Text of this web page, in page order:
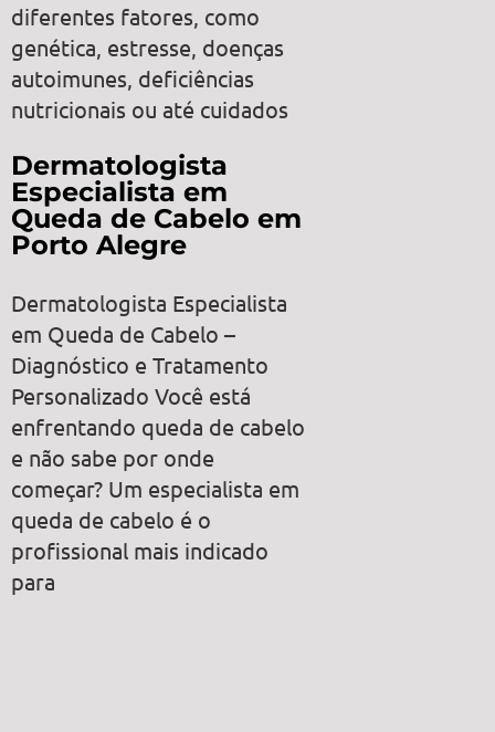
diferentes fatores, como
genética, estresse, doenças
autoimunes, deficiências
nutricionais ou até cuidados
Dermatologista
Especialista em
Queda de Cabelo em
Porto Alegre
Dermatologista Especialista
em Queda de Cabelo –
Diagnóstico e Tratamento
Personalizado Você está
enfrentando queda de cabelo
e não sabe por onde
começar? Um especialista em
queda de cabelo é o
profissional mais indicado
para